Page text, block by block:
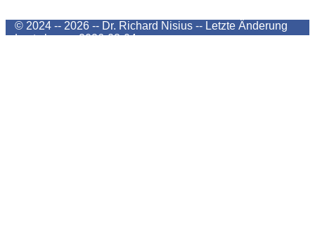
© 2024 -- 2026 -- Dr. Richard Nisius -- Letzte Änderung
Last change2026-08-04